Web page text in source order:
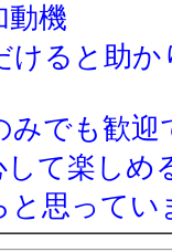
動機
けると助か
みでも歓迎
して楽しめ
と思ってい